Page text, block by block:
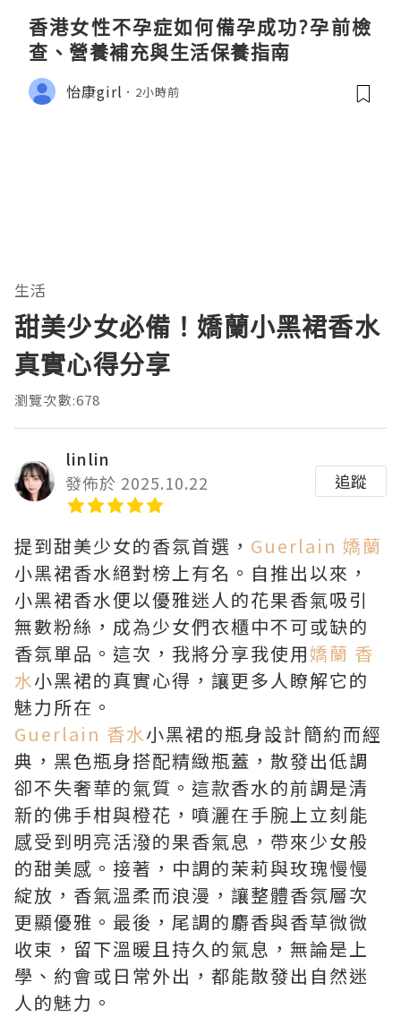
香港女性不孕症如何備孕成功?孕前檢
查、營養補充與生活保養指南
怡康girl 2小時前
生活
甜美少女必備！嬌蘭小黑裙香水
真實心得分享
瀏覽次數:678
linlin
發佈於 2025.10.22
追蹤
提到甜美少女的香氛首選， Guerlain 嬌蘭
小黑裙香水絕對榜上有名。自推出以來，
小黑裙香水便以優雅迷人的花果香氣吸引
無數粉絲，成為少女們衣櫃中不可或缺的
香氛單品。這次，我將分享我使用嬌蘭 香
水小黑裙的真實心得，讓更多人瞭解它的
魅力所在。
Guerlain 香水小黑裙的瓶身設計簡約而經
典，黑色瓶身搭配精緻瓶蓋，散發出低調
卻不失奢華的氣質。這款香水的前調是清
新的佛手柑與橙花，噴灑在手腕上立刻能
感受到明亮活潑的果香氣息，帶來少女般
的甜美感。接著，中調的茉莉與玫瑰慢慢
綻放，香氣溫柔而浪漫，讓整體香氛層次
更顯優雅。最後，尾調的麝香與香草微微
收束，留下溫暖且持久的氣息，無論是上
學、約會或日常外出，都能散發出自然迷
人的魅力。